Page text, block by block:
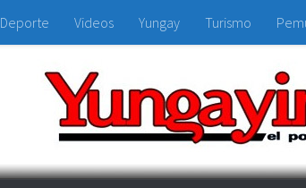
Deporte Videos Yungay Turismo